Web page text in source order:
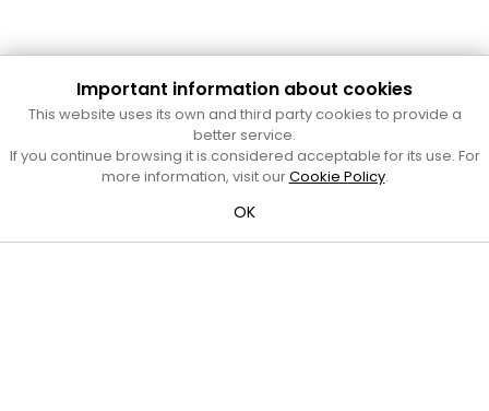
Cultura Mataró
Ajuntament de Mataró
C. de Sant Josep, 9 (Mataró, 08302)
Horari d'obertura: dilluns, dimecres i divendres de 10 a 13 h.
al telèfon al 93 758 23 61
Bústia ciutadana
Important information about cookies
This website uses its own and third party cookies to provide a
better service.
If you continue browsing it is considered acceptable for its use. For
more information, visit ourCookie Policy.
OK